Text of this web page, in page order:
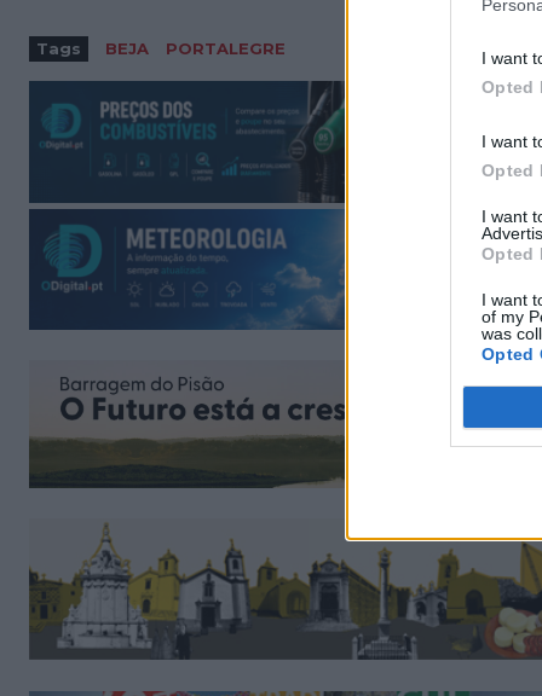
I want
Opted
I want
Opted
I want
Opted
I want
of my
was
Opted
Tags BEJA PORTALEGRE